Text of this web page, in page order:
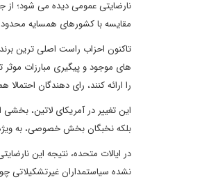
نارضایتی عمومی دیده می شود؛ از
مقایسه با کشورهای همسایه
تاکنون احزاب راست اصلی ترین
های موجود و پیگیری مبارزات موثر
را ارائه کنند، رای دهندگان
این تغییر در آمریکای لاتین،
بلکه نخبگان بخش خصوصی، به
در ایالات متحده، نتیجه این
نشده سیاستمداران غیرتشکیلاتی